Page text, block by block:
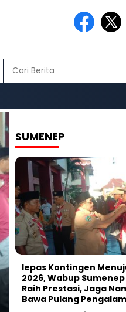
Headline
SUMENEP
SUMENEP
lepas Kontingen
2026, Wabup
Raih Prestasi, Jaga
Bawa Pulang